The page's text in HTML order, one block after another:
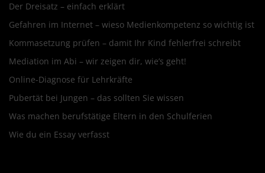
Der Dreisatz – einfach erklärt
Gefahren im Internet – wieso Medienkompetenz so wichtig ist
Kommasetzung prüfen – damit Ihr Kind fehlerfrei schreibt
Mediation im Abi – wir zeigen dir, wie’s geht!
Online-Diagnose für Lehrkräfte
Pubertät bei Jungen – das sollten Sie wissen
Was machen berufstätige Eltern in den Schulferien
Wie du ein Essay verfasst